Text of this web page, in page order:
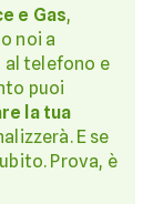
e Gas,
noi a
al telefono e
puoi
la tua
E se
Prova, è